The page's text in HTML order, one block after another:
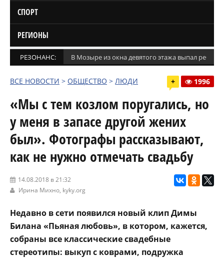
СПОРТ
РЕГИОНЫ
РЕЗОНАНС: В Мозыре из окна девятого этажа выпал
ВСЕ НОВОСТИ > ОБЩЕСТВО > ЛЮДИ + 1996
«Мы с тем козлом поругались, но
у меня в запасе другой жених
был». Фотографы рассказывают,
как не нужно отмечать свадьбу
14.08.2018 в 21:32
Ирина Михно, kyky.org
Недавно в сети появился новый клип Димы
Билана «Пьяная любовь», в котором, кажется,
собраны все классические свадебные
стереотипы: выкуп с коврами, подружка